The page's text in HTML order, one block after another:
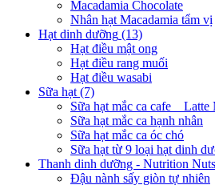
Macadamia Chocolate
Nhân hạt Macadamia tẩm vị
Hạt dinh dưỡng (13)
Hạt điều mật ong
Hạt điều rang muối
Hạt điều wasabi
Sữa hạt (7)
Sữa hạt mắc ca cafe _ Latte
Sữa hạt mắc ca hạnh nhân
Sữa hạt mắc ca óc chó
Sữa hạt từ 9 loại hạt dinh
Thanh dinh dưỡng - Nutrition
Đậu nành sấy giòn tự nhiên